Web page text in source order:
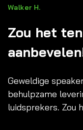
Walker H.
Zou het
Geweldige
behulpzame
luidsprekers. Zou